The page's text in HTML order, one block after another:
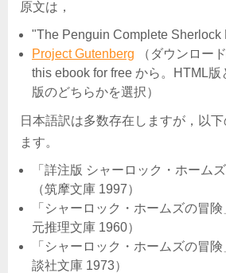
原文は，
"The Penguin Complete Sherlock
Project Gutenberg （ダウンロー
this ebook for free から。HTML
版のどちらかを選択）
日本語訳は多数存在しますが，以
ます。
「詳注版 シャーロック・ホーム
（筑摩文庫 1997）
「シャーロック・ホームズの冒
元推理文庫 1960）
「シャーロック・ホームズの冒
談社文庫 1973）